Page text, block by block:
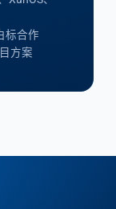
标合作
方案